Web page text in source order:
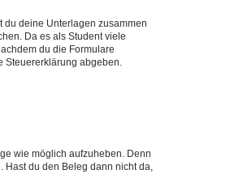
du deine Unterlagen zusammen
Da es als Student viele
du die Formulare
Steuererklärung abgeben.
wie möglich aufzuheben. Denn
du den Beleg dann nicht da,